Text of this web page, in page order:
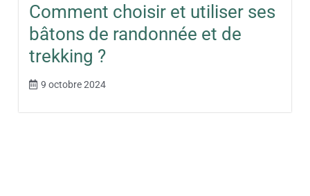
Comment choisir et utiliser ses
bâtons de randonnée et de
trekking ?
9 octobre 2024